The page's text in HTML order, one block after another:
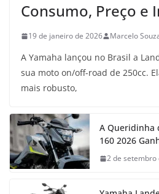
Consumo, Preço e
19 de janeiro de 2026 Marcelo
A Yamaha lançou no Brasil a
sua moto on/off-road de 250cc.
mais robusto,
A Queridinha
160 2026
2 de setembro